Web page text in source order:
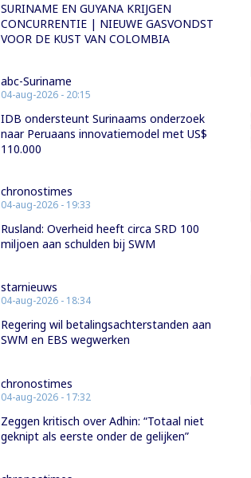
SURINAME EN GUYANA KRIJGEN
CONCURRENTIE | NIEUWE GASVONDST
VOOR DE KUST VAN COLOMBIA
abc-Suriname
04-aug-2026 - 20:15
IDB ondersteunt Surinaams onderzoek
naar Peruaans innovatiemodel met US$
110.000
chronostimes
04-aug-2026 - 19:33
Rusland: Overheid heeft circa SRD 100
miljoen aan schulden bij SWM
starnieuws
04-aug-2026 - 18:34
Regering wil betalingsachterstanden aan
SWM en EBS wegwerken
chronostimes
04-aug-2026 - 17:32
Zeggen kritisch over Adhin: “Totaal niet
geknipt als eerste onder de gelijken”